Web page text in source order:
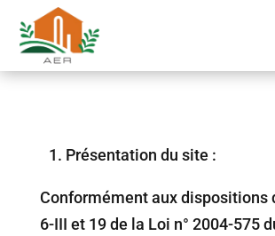
1.⁠ ⁠Présentation du site :
Conformément aux dispositions
6-III et 19 de la Loi n° 2004-575